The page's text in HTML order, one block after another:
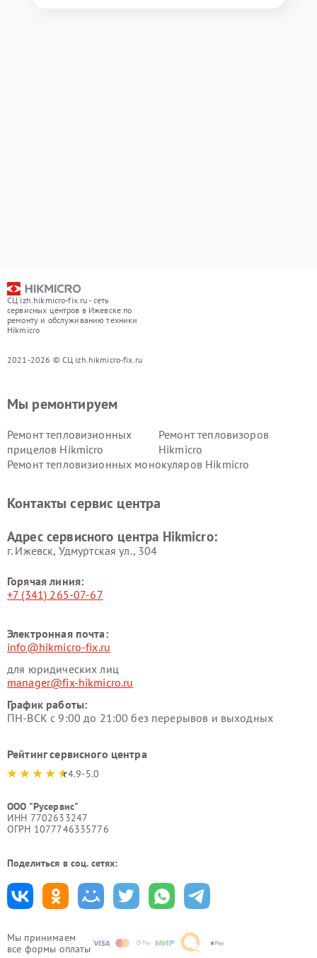
СЦ izh.hikmicro-fix.ru - сеть
сервисных центров в Ижевске по
ремонту и обслуживанию техники
Hikmicro
2021-2026 © СЦ izh.hikmicro-fix.ru
Мы принимаем
все формы оплаты
Мы ремонтируем
Ремонт тепловизионных
прицелов Hikmicro
Ремонт тепловизоров
Hikmicro
Ремонт тепловизионных монокуляров Hikmicro
Контакты сервис центра
Адрес сервисного центра Hikmicro:
г. Ижевск, Удмуртская ул., 304
Горячая линия:
+7 (341) 265-07-67
Электронная почта:
info@hikmicro-fix.ru
для юридических лиц
manager@fix-hikmicro.ru
График работы:
ПН-ВСК с 9:00 до 21:00 без перерывов и выходных
Рейтинг сервисного центра
4.9-5.0
ООО "Русервис"
ИНН 7702633247
ОГРН 1077746335776
Поделиться в соц. сетях: